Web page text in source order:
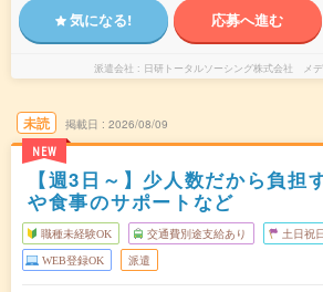
気になる! 応募へ進む
派遣会社 日研トータルソーシング株式会社 メ
未読
NEW
掲載日 2026/08/09
【週3日～】少人数だから負担
や食事のサポートなど
職種未経験OK 交通費別途支給あり 土日祝
WEB登録OK 派遣